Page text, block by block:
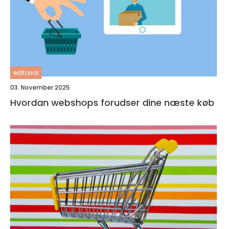
editorial
03. November 2025
Hvordan webshops forudser dine næste køb